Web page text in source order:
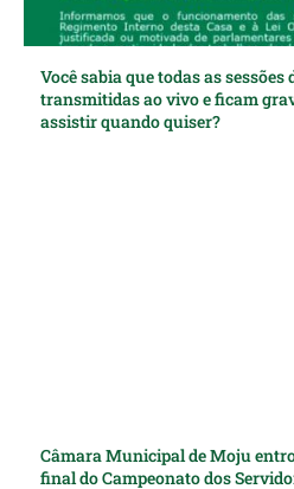
Você sabia que todas as
transmitidas ao vivo e ficam
assistir quando quiser?
Câmara Municipal de Moju
final do Campeonato dos